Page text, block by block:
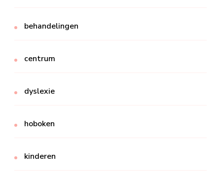
behandelingen
centrum
dyslexie
hoboken
kinderen